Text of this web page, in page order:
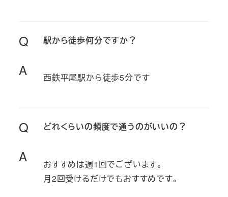
Q 駅から徒歩何分ですか？
A 西鉄平尾駅から徒歩5分です
Q どれくらいの頻度で通うのがいいの？
A
おすすめは週1回でございます。
月2回受けるだけでもおすすめです。